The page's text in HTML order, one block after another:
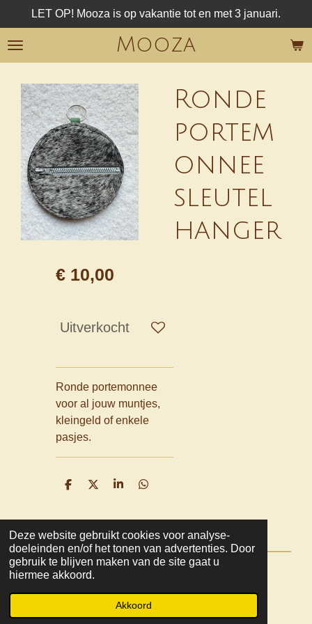
Deze website gebruikt cookies voor analyse-
doeleinden en/of het tonen van advertenties. Door
gebruik te blijven maken van de site gaat u
hiermee akkoord.
Akkoord
direct
naar
de
hoofdinhoud
Mooza
LET OP! Mooza is op vakantie tot en met 3 januari.
Ronde
portem
onnee
sleutel
hanger
€ 10,00
Uitverkocht
Ronde portemonnee
voor al jouw muntjes,
kleingeld of enkele
pasjes.
D
e
n
D
l
S
r
e
D
e
n
© 2022 - 2026 Mooza